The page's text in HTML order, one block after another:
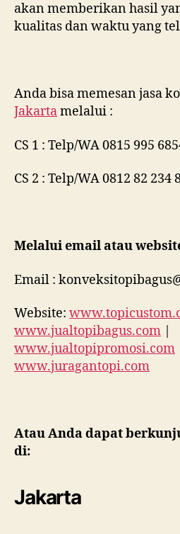
akan memberikan hasil
kualitas dan waktu yang
Anda bisa memesan jasa
Jakartamelalui :
CS 1 : Telp/WA 0815 995
CS 2 : Telp/WA 0812 82 234
Melalui email atau
Email :
Website:
www.jualtopibagus.com
www.jualtopipromosi.com
www.juragantopi.com
Atau Anda dapat
di:
Jakarta